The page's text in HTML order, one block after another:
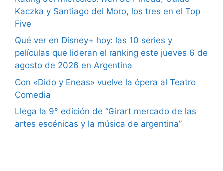
Kaczka y Santiago del Moro, los tres en el Top
Five
Qué ver en Disney+ hoy: las 10 series y
películas que lideran el ranking este jueves 6 de
agosto de 2026 en Argentina
Con «Dido y Eneas» vuelve la ópera al Teatro
Comedia
Llega la 9° edición de “Girart mercado de las
artes escénicas y la música de argentina”